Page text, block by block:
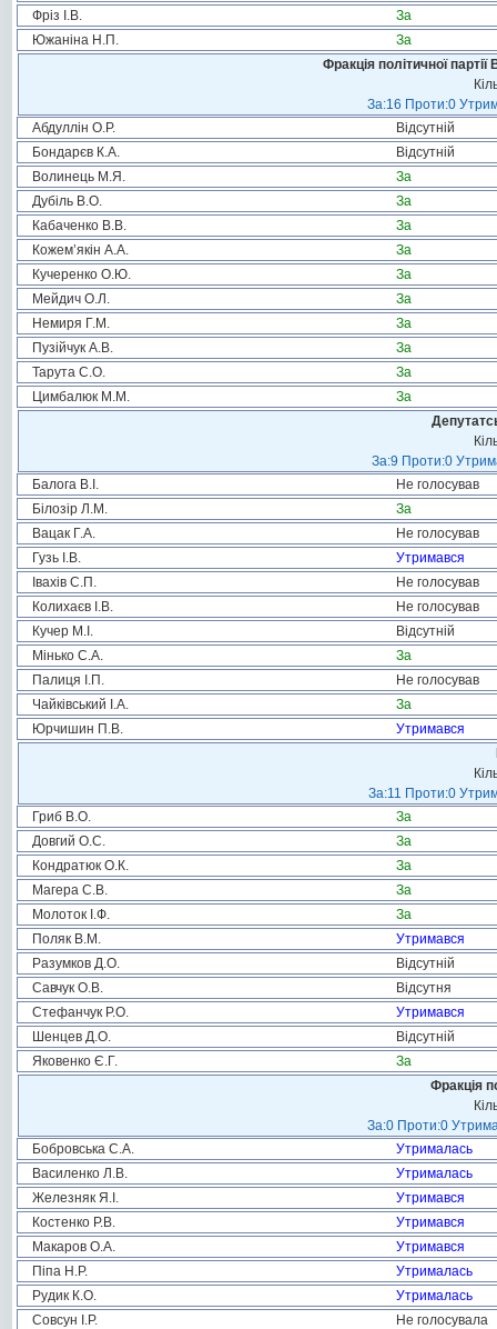
Фріз І.В.
За
Южаніна Н.П.
За
Фракція політичної
За:16 Проти:0
Абдуллін О.Р.
Відсутній
Бондарєв К.А.
Відсутній
Волинець М.Я.
За
Дубіль В.О.
За
Кабаченко В.В.
За
Кожем’якін А.А.
За
Кучеренко О.Ю.
За
Мейдич О.Л.
За
Немиря Г.М.
За
Пузійчук А.В.
За
Тарута С.О.
За
Цимбалюк М.М.
За
За:9 Проти:0
Балога В.І.
Не голосував
Білозір Л.М.
За
Вацак Г.А.
Не голосував
Гузь І.В.
Утримався
Івахів С.П.
Не голосував
Колихаєв І.В.
Не голосував
Кучер М.І.
Відсутній
Мінько С.А.
За
Палиця І.П.
Не голосував
Чайківський І.А.
За
Юрчишин П.В.
Утримався
За:11 Проти:0
Гриб В.О.
За
Довгий О.С.
За
Кондратюк О.К.
За
Магера С.В.
За
Молоток І.Ф.
За
Поляк В.М.
Утримався
Разумков Д.О.
Відсутній
Савчук О.В.
Відсутня
Стефанчук Р.О.
Утримався
Шенцев Д.О.
Відсутній
Яковенко Є.Г.
За
Фракція
За:0 Проти:0
Бобровська С.А.
Утрималась
Василенко Л.В.
Утрималась
Железняк Я.І.
Утримався
Костенко Р.В.
Утримався
Макаров О.А.
Утримався
Піпа Н.Р.
Утрималась
Рудик К.О.
Утрималась
Совсун І.Р.
Не голосувала